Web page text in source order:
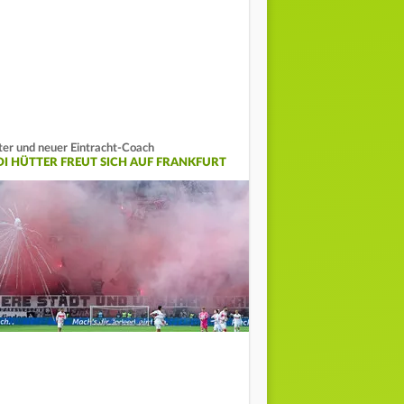
und neuer Eintracht-Coach
HÜTTER FREUT SICH AUF FRANKFURT